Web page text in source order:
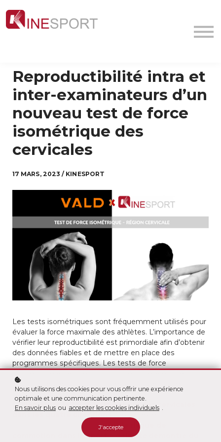
La société
Académie
Reproductibilité intra et
inter-examinateurs d’un
nouveau test de force
isométrique des
cervicales
17 MARS, 2023 / KINESPORT
Les tests isométriques sont fréquemment utilisés pour
évaluer la force maximale des athlètes. L’importance de
vérifier leur reproductibilité est primordiale afin d’obtenir
des données fiables et de mettre en place des
programmes spécifiques. Les tests de force
de nombreuses articulations, en particulier sur les
membres inférieurs.
Le lien entre la force isométrique des cervicales
inclinaison droite et gauche)et le risque de
commotion dans le sport a déjà été démontré du
Nous utilisons des cookies pour vous offrir une expérience
optimale et une communication pertinente.
En savoir plus ou accepter les cookies individuels .
J'accepte